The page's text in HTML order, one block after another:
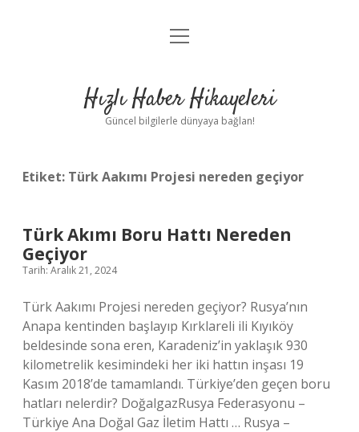
Anasayfa
Yasal Uyarı
menüyü
Hızlı Haber Hikayeleri
Güncel bilgilerle dünyaya bağlan!
Etiket: Türk Aakımı Projesi nereden geçiyor
Türk Akımı Boru Hattı Nereden
Geçiyor
Tarih: Aralık 21, 2024
Türk Aakımı Projesi nereden geçiyor? Rusya’nın
Anapa kentinden başlayıp Kırklareli ili Kıyıköy
beldesinde sona eren, Karadeniz’in yaklaşık 930
kilometrelik kesimindeki her iki hattın inşası 19
Kasım 2018’de tamamlandı. Türkiye’den geçen boru
hatları nelerdir? DoğalgazRusya Federasyonu –
Türkiye Ana Doğal Gaz İletim Hattı … Rusya –